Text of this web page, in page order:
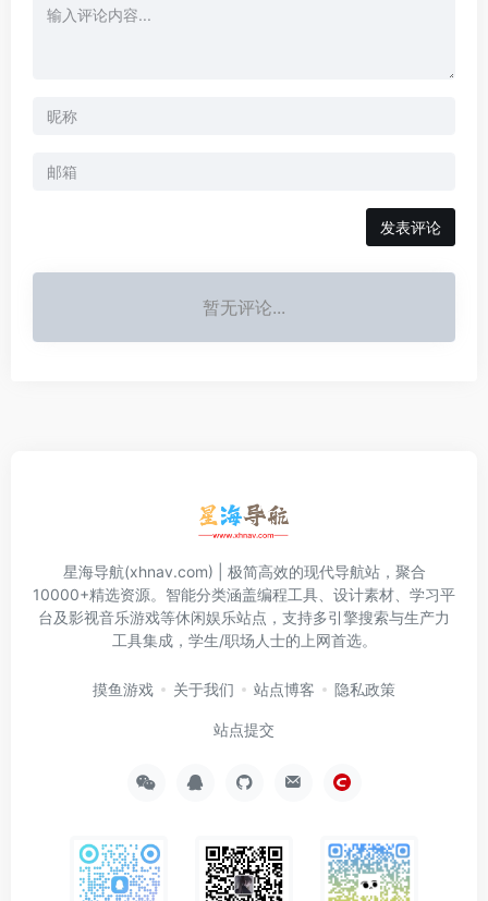
发表评论
暂无评论...
星海导航(xhnav.com) | 极简高效的现代导航站，聚合
10000+精选资源。智能分类涵盖编程工具、设计素材、学习平
台及影视音乐游戏等休闲娱乐站点，支持多引擎搜索与生产力
工具集成，学生/职场人士的上网首选。
摸鱼游戏 关于我们 站点博客 隐私政策
站点提交